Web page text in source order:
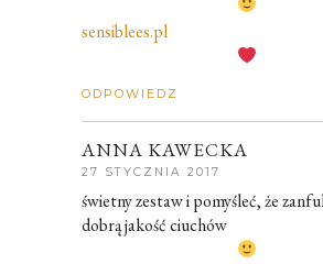
sensiblees.pl
ODPOWIEDZ
ANNA KAWECKA
27 STYCZNIA 2017
świetny zestaw i pomyśleć, że
dobrą jakość ciuchów